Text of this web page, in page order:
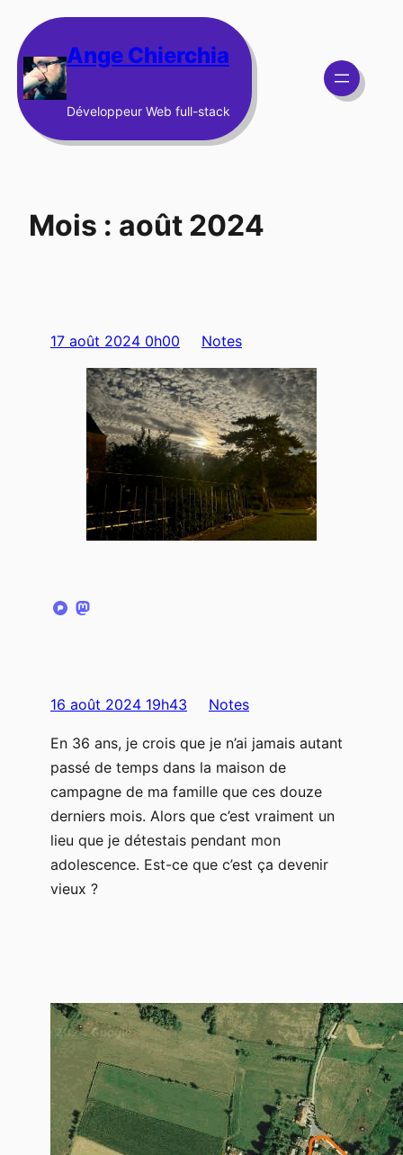
au
contenu Ange Chierchia
Développeur Web full-stack
Mois : août 2024
17 août 2024 0h00 Notes
16 août 2024 19h43 Notes
En 36 ans, je crois que je n’ai jamais autant
passé de temps dans la maison de
campagne de ma famille que ces douze
derniers mois. Alors que c’est vraiment un
lieu que je détestais pendant mon
adolescence. Est-ce que c’est ça devenir
vieux ?